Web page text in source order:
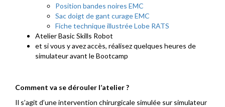
Position bandes noires EMC
Sac doigt de gant curage EMC
Fiche technique illustrée Lobe RATS
Atelier Basic Skills Robot
et si vous y avez accès, réalisez quelques heures de
simulateur avant le Bootcamp
Comment va se dérouler l’atelier ?
Il s’agit d’une intervention chirurgicale simulée sur simulateur